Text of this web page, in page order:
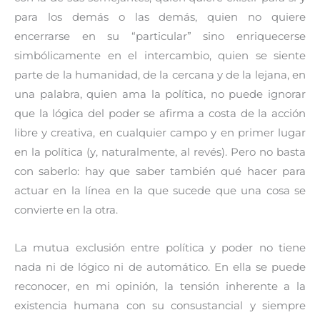
para los demás o las demás, quien no quiere
encerrarse en su “particular” sino enriquecerse
simbólicamente en el intercambio, quien se siente
parte de la humanidad, de la cercana y de la lejana, en
una palabra, quien ama la política, no puede ignorar
que la lógica del poder se afirma a costa de la acción
libre y creativa, en cualquier campo y en primer lugar
en la política (y, naturalmente, al revés). Pero no basta
con saberlo: hay que saber también qué hacer para
actuar en la línea en la que sucede que una cosa se
convierte en la otra.
La mutua exclusión entre política y poder no tiene
nada ni de lógico ni de automático. En ella se puede
reconocer, en mi opinión, la tensión inherente a la
existencia humana con su consustancial y siempre